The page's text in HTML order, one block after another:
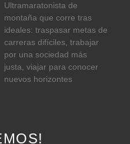
Ultramaratonista de
montaña que corre tras
ideales: traspasar metas de
carreras difíciles, trabajar
por una sociedad más
justa, viajar para conocer
nuevos horizontes